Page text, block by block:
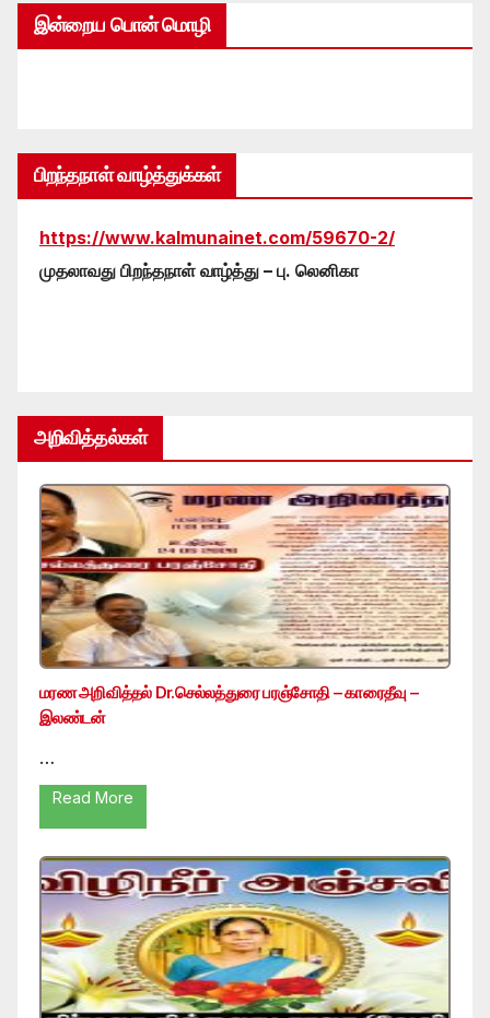
இன்றைய பொன் மொழி
பிறந்தநாள் வாழ்த்துக்கள்
https://www.kalmunainet.com/59670-2/
முதலாவது பிறந்தநாள் வாழ்த்து – பு. லெனிகா
அறிவித்தல்கள்
மரண அறிவித்தல் Dr.செல்லத்துரை பரஞ்சோதி – காரைதீவு –
இலண்டன்
…
Read More